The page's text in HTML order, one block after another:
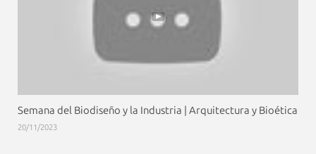
Semana del Biodiseño y la Industria | Arquitectura y Bioética
20/11/2023